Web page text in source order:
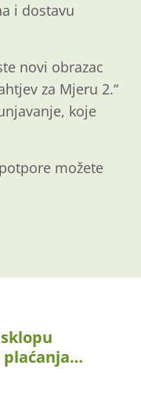
i dostavu
novi obrazac
za Mjeru 2.“
koje
možete
plaćanja…